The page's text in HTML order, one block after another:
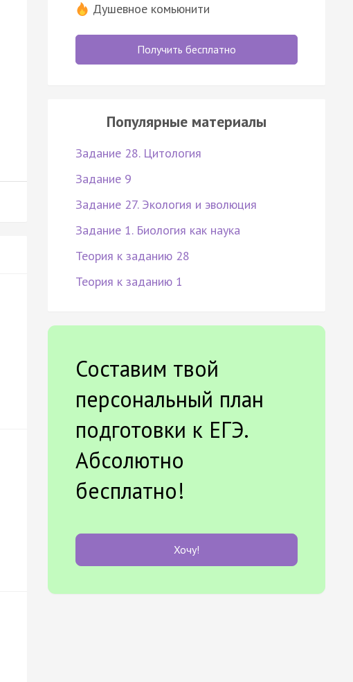
Душевное комьюнити
Получить бесплатно
Популярные материалы
Задание 28. Цитология
Задание 9
Задание 27. Экология и эволюция
Задание 1. Биология как наука
Теория к заданию 28
Теория к заданию 1
Составим твой
персональный план
подготовки к ЕГЭ.
Абсолютно
бесплатно!
Хочу!